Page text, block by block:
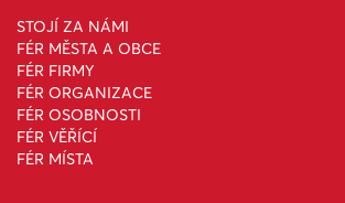
STOJÍ ZA NÁMI
FÉR MĚSTA A OBCE
FÉR FIRMY
FÉR ORGANIZACE
FÉR OSOBNOSTI
FÉR VĚŘÍCÍ
FÉR MÍSTA